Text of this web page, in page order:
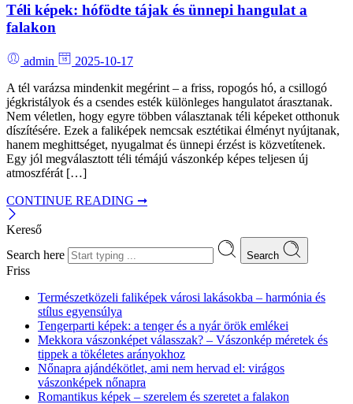
Téli képek: hófödte tájak és ünnepi hangulat a
falakon
admin
2025-10-17
A tél varázsa mindenkit megérint – a friss, ropogós hó, a csillogó
jégkristályok és a csendes esték különleges hangulatot árasztanak.
Nem véletlen, hogy egyre többen választanak téli képeket otthonuk
díszítésére. Ezek a faliképek nemcsak esztétikai élményt nyújtanak,
hanem meghittséget, nyugalmat és ünnepi érzést is közvetítenek.
Egy jól megválasztott téli témájú vászonkép képes teljesen új
atmoszférát […]
CONTINUE READING ➞
Kereső
Search here
Search
Friss
Természetközeli faliképek városi lakásokba – harmónia és
stílus egyensúlya
Tengerparti képek: a tenger és a nyár örök emlékei
Mekkora vászonképet válasszak? – Vászonkép méretek és
tippek a tökéletes arányokhoz
Nőnapra ajándékötlet, ami nem hervad el: virágos
vászonképek nőnapra
Romantikus képek – szerelem és szeretet a falakon